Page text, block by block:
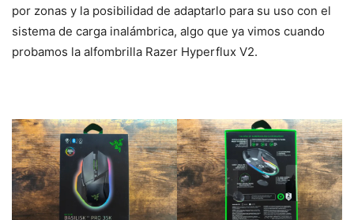
por zonas y la posibilidad de adaptarlo para su uso con el
sistema de carga inalámbrica, algo que ya vimos cuando
probamos la alfombrilla Razer Hyperflux V2.